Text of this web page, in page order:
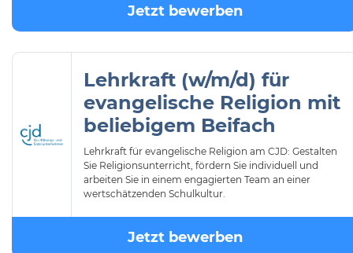
Jetzt bewerben
Lehrkraft (w/m/d) für
evangelische Religion mit
beliebigem Beifach
Lehrkraft für evangelische Religion am CJD: Gestalten
Sie Religionsunterricht, fördern Sie individuell und
arbeiten Sie in einem engagierten Team an einer
wertschätzenden Schulkultur.
Jetzt bewerben